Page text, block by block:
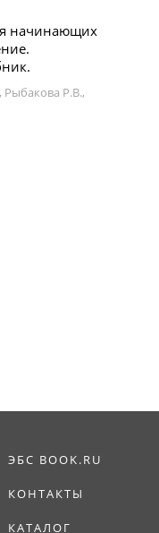
начинающих
Рыбакова Р.В.,
ЭБС BOOK.RU
КОНТАКТЫ
КАТАЛОГ